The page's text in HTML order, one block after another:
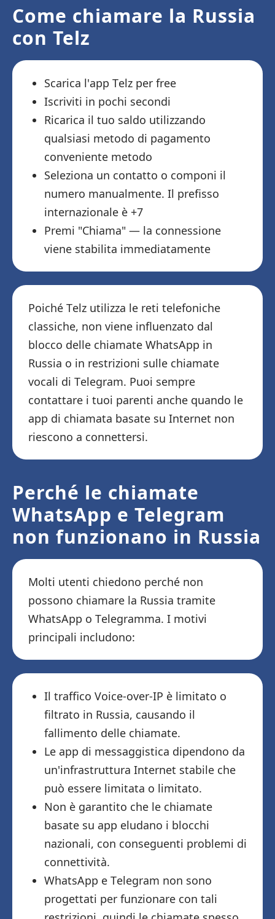
Come chiamare la Russia
con Telz
Scarica l'app Telz per free
Iscriviti in pochi secondi
Ricarica il tuo saldo utilizzando
qualsiasi metodo di pagamento
conveniente metodo
Seleziona un contatto o componi il
numero manualmente. Il prefisso
internazionale è +7
Premi "Chiama" — la connessione
viene stabilita immediatamente
Poiché Telz utilizza le reti telefoniche
classiche, non viene influenzato dal
blocco delle chiamate WhatsApp in
Russia o in restrizioni sulle chiamate
vocali di Telegram. Puoi sempre
contattare i tuoi parenti anche quando le
app di chiamata basate su Internet non
riescono a connettersi.
Perché le chiamate
WhatsApp e Telegram
non funzionano in Russia
Molti utenti chiedono perché non
possono chiamare la Russia tramite
WhatsApp o Telegramma. I motivi
principali includono:
Il traffico Voice-over-IP è limitato o
filtrato in Russia, causando il
fallimento delle chiamate.
Le app di messaggistica dipendono da
un'infrastruttura Internet stabile che
può essere limitata o limitato.
Non è garantito che le chiamate
basate su app eludano i blocchi
nazionali, con conseguenti problemi di
connettività.
WhatsApp e Telegram non sono
progettati per funzionare con tali